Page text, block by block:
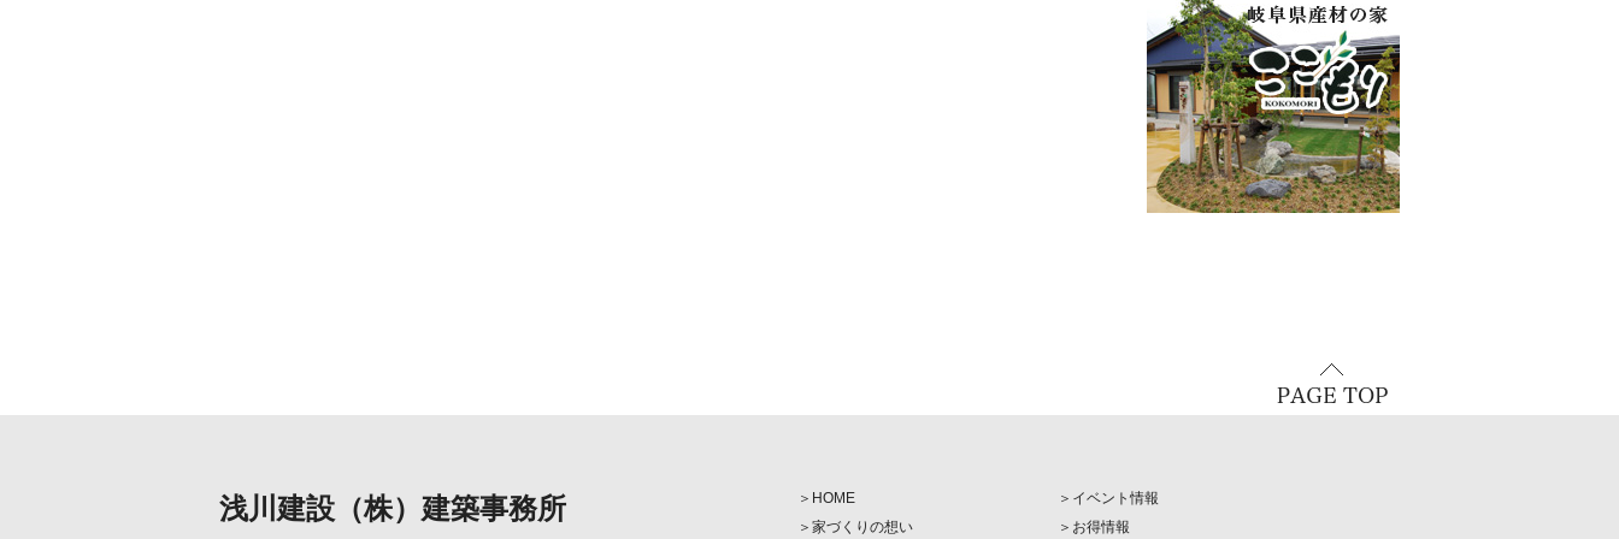
浅川建設（株）建築事務所
HOME
家づくりの想い
イベント情報
お得情報